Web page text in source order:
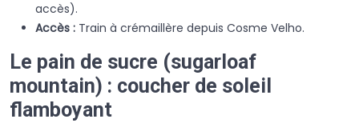
accès).
Accès : Train à crémaillère depuis Cosme Velho.
Le pain de sucre (sugarloaf
mountain) : coucher de soleil
flamboyant